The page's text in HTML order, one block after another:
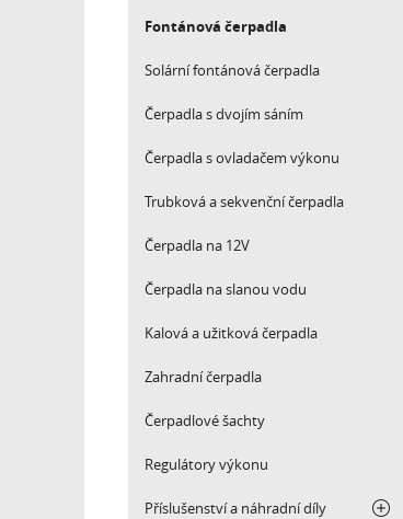
Fontánová čerpadla
Solární fontánová čerpadla
Čerpadla s dvojím sáním
Čerpadla s ovladačem výkonu
Trubková a sekvenční čerpadla
Čerpadla na 12V
Čerpadla na slanou vodu
Kalová a užitková čerpadla
Zahradní čerpadla
Čerpadlové šachty
Regulátory výkonu
Příslušenství a náhradní díly